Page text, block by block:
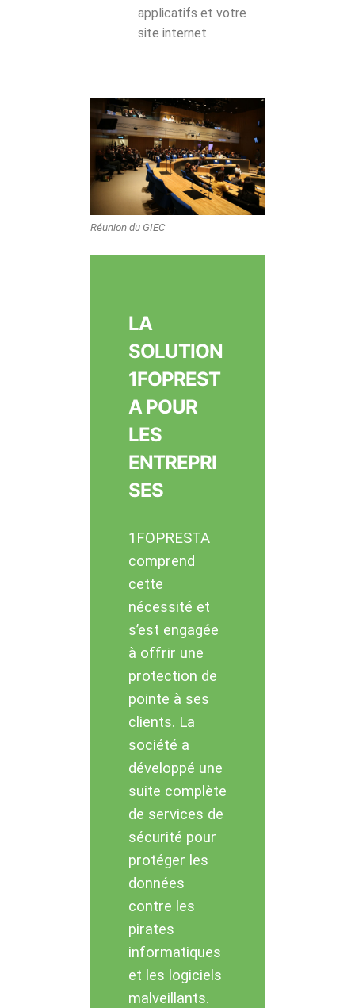
applicatifs et votre
site internet
Réunion du GIEC
LA
SOLUTION
1FOPREST
A POUR
LES
ENTREPRI
SES
1FOPRESTA
comprend
cette
nécessité et
s’est engagée
à offrir une
protection de
pointe à ses
clients. La
société a
développé une
suite complète
de services de
sécurité pour
protéger les
données
contre les
pirates
informatiques
et les logiciels
malveillants.